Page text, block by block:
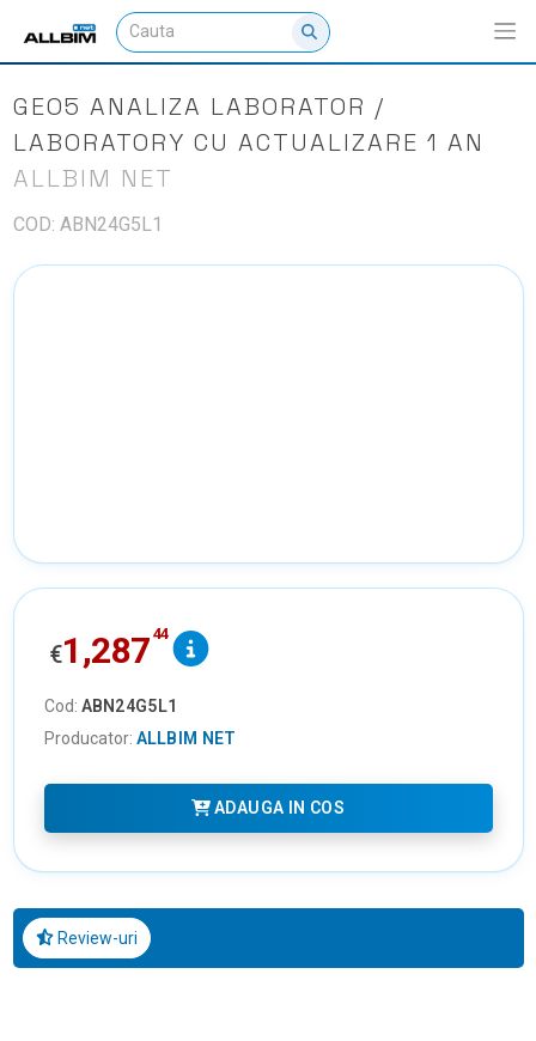
GEO5 ANALIZA LABORATOR /
LABORATORY CU ACTUALIZARE 1 AN
ALLBIM NET
COD: ABN24G5L1
€1,287 44
Cod: ABN24G5L1
Producator: ALLBIM NET
ADAUGA IN COS
Review-uri